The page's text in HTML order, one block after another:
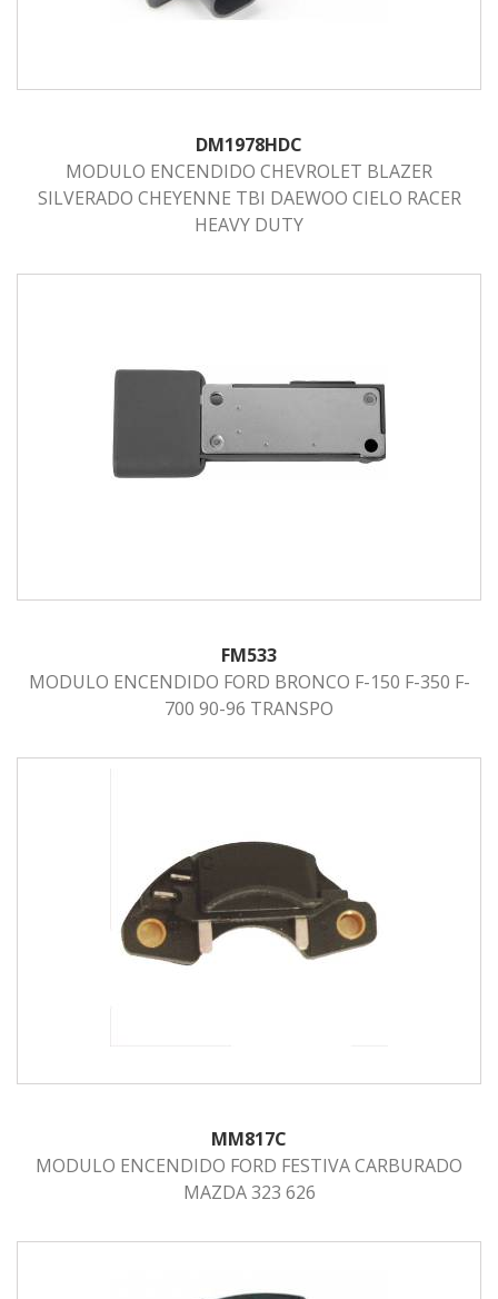
DM1978HDC
MODULO ENCENDIDO CHEVROLET BLAZER
SILVERADO CHEYENNE TBI DAEWOO CIELO RACER
HEAVY DUTY
FM533
MODULO ENCENDIDO FORD BRONCO F-150 F-350 F-
700 90-96 TRANSPO
MM817C
MODULO ENCENDIDO FORD FESTIVA CARBURADO
MAZDA 323 626